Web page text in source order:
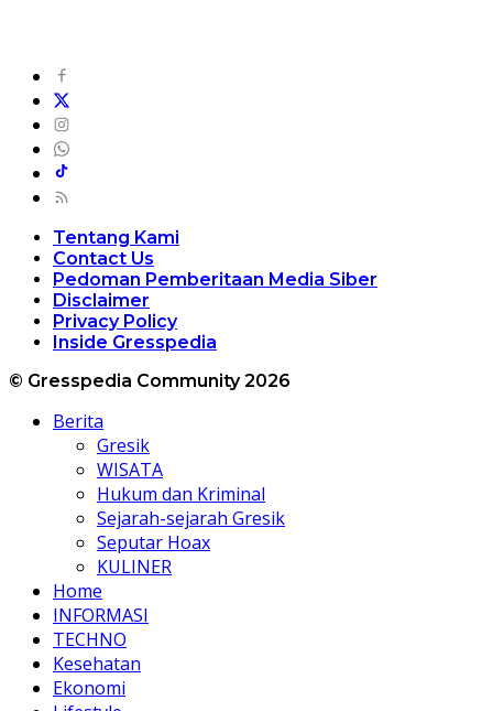
Tentang Kami
Contact Us
Pedoman Pemberitaan Media Siber
Disclaimer
Privacy Policy
Inside Gresspedia
© Gresspedia Community 2026
Berita
Gresik
WISATA
Hukum dan Kriminal
Sejarah-sejarah Gresik
Seputar Hoax
KULINER
Home
INFORMASI
TECHNO
Kesehatan
Ekonomi